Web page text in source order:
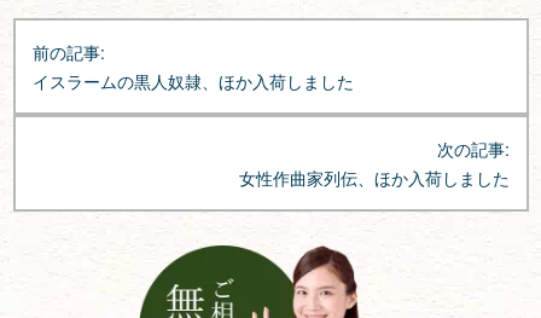
投
稿
ナ
ビ
前の記事:
イスラームの黒人奴隷、ほか入荷しました
次の記事:
女性作曲家列伝、ほか入荷しました